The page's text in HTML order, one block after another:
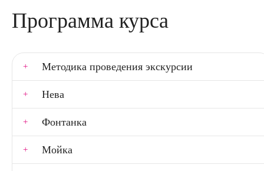
Программа курса
Методика проведения экскурсии
Нева
Фонтанка
Мойка